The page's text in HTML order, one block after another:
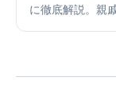
に徹底解説。親